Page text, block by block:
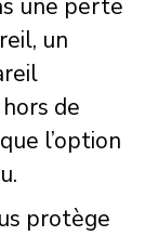
une perte
un
de
l’option
protège